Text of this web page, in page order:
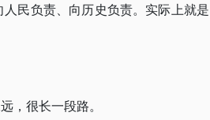
民负责、向历史负责。实际上就是
，很长一段路。